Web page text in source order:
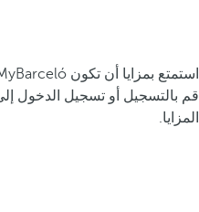
استمتع بمزايا أن تكون MyBarceló
قم بالتسجيل أو تسجيل الدخول
المزايا.